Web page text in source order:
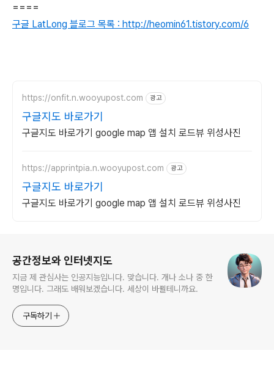
====
구글 LatLong 블로그 목록 : http://heomin61.tistory.com/6
https://onfit.n.wooyupost.com 광고
구글지도 바로가기
구글지도 바로가기 google map 앱 설치 로드뷰 위성사진
https://apprintpia.n.wooyupost.com 광고
구글지도 바로가기
구글지도 바로가기 google map 앱 설치 로드뷰 위성사진
공간정보와 인터넷지도
지금 제 관심사는 인공지능입니다. 맞습니다. 개나 소나 중 한
명입니다. 그래도 배워보겠습니다. 세상이 바뀔테니까요.
구독하기